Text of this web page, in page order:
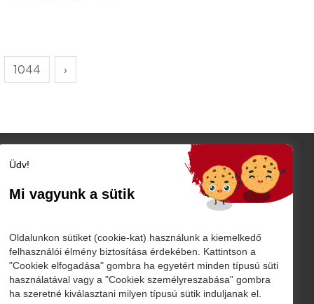
1044 ›
Szatmár megye
Szatmárnémeti
Nagykároly
Belföld
Külföld
Sport
Üdv!
Mi vagyunk a sütik
Oldalunkon sütiket (cookie-kat) használunk a kiemelkedő
felhasználói élmény biztosítása érdekében. Kattintson a
"Cookiek elfogadása" gombra ha egyetért minden típusú süti
használatával vagy a "Cookiek személyreszabása" gombra
ha szeretné kiválasztani milyen típusú sütik induljanak el.